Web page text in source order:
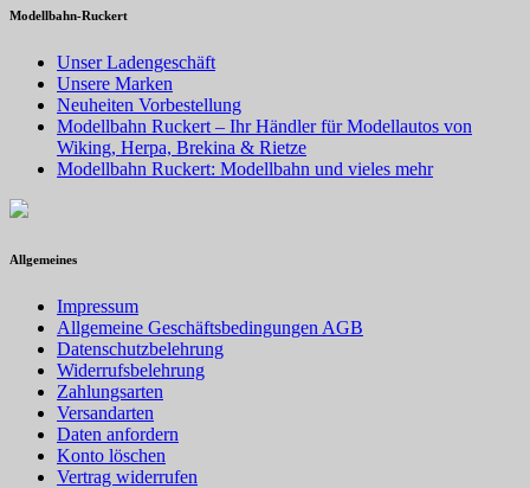
Modellbahn-Ruckert
Unser Ladengeschäft
Unsere Marken
Neuheiten Vorbestellung
Modellbahn Ruckert – Ihr Händler für Modellautos von
Wiking, Herpa, Brekina & Rietze
Modellbahn Ruckert: Modellbahn und vieles mehr
Allgemeines
Impressum
Allgemeine Geschäftsbedingungen AGB
Datenschutzbelehrung
Widerrufsbelehrung
Zahlungsarten
Versandarten
Daten anfordern
Konto löschen
Vertrag widerrufen